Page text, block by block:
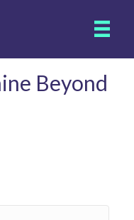
Beyond